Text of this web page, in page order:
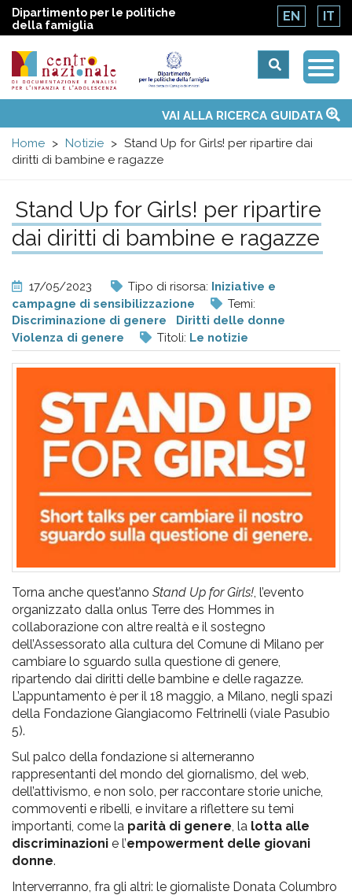
Dipartimento per le politiche
della famiglia
EN IT
Centro
nazionale
di
Documentazione
e
analisi
pr
l'infanzia
l'adolescenza
menu
Temi
Attività
Convenzione ONUVAI ALLA RICERCA GUIDATA
Home
Notizie
Stand Up for Girls! per ripartire dai
diritti di bambine e ragazze
Stand Up for Girls! per ripartire
dai diritti di bambine e ragazze
17/05/2023 Tipo di risorsa: Iniziative e
campagne di sensibilizzazione
Temi:
Discriminazione di genere
Diritti delle donne
Violenza di genere
Titoli: Le notizie
Torna anche quest’anno Stand Up for Girls! , l’evento
organizzato dalla onlus Terre des Hommes in
collaborazione con altre realtà e il sostegno
dell’Assessorato alla cultura del Comune di Milano per
cambiare lo sguardo sulla questione di genere,
ripartendo dai diritti delle bambine e delle ragazze.
L’appuntamento è per il 18 maggio, a Milano, negli spazi
della Fondazione Giangiacomo Feltrinelli (viale Pasubio
5).
Sul palco della fondazione si alterneranno
rappresentanti del mondo del giornalismo, del web,
dell’attivismo, e non solo, per raccontare storie uniche,
commoventi e ribelli, e invitare a riflettere su temi
importanti, come la parità di genere , la lotta alle
discriminazioni e l’empowerment delle giovani
donne.
Interverranno, fra gli altri: le giornaliste Donata Columbro